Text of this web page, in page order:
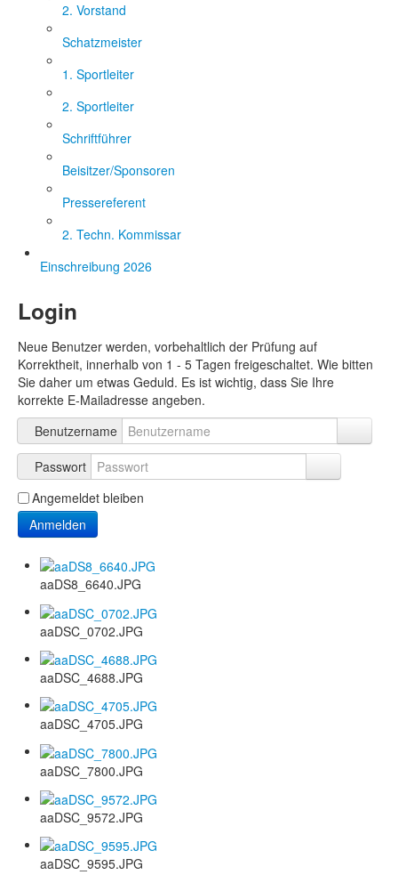
2. Vorstand
Schatzmeister
1. Sportleiter
2. Sportleiter
Schriftführer
Beisitzer/Sponsoren
Pressereferent
2. Techn. Kommissar
Einschreibung 2026
Login
Neue Benutzer werden, vorbehaltlich der Prüfung auf
Korrektheit, innerhalb von 1 - 5 Tagen freigeschaltet. Wie bitten
Sie daher um etwas Geduld. Es ist wichtig, dass Sie Ihre
korrekte E-Mailadresse angeben.
Benutzername
Passwort
Angemeldet bleiben
Anmelden
aaDS8_6640.JPG
aaDSC_0702.JPG
aaDSC_4688.JPG
aaDSC_4705.JPG
aaDSC_7800.JPG
aaDSC_9572.JPG
aaDSC_9595.JPG